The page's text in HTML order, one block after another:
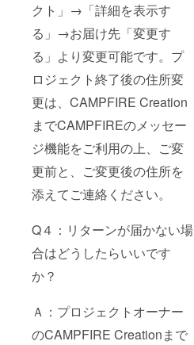
クト」→「詳細を表示す
る」→お届け先「変更す
る」より変更可能です。プ
ロジェクト終了後の住所変
更は、CAMPFIRE Creation
までCAMPFIREのメッセー
ジ機能をご利用の上、ご変
更前と、ご変更後の住所を
添えてご連絡ください。
Q４：リターンが届かない場
合はどうしたらいいです
か？
Ａ：プロジェクトオーナー
のCAMPFIRE Creationまで